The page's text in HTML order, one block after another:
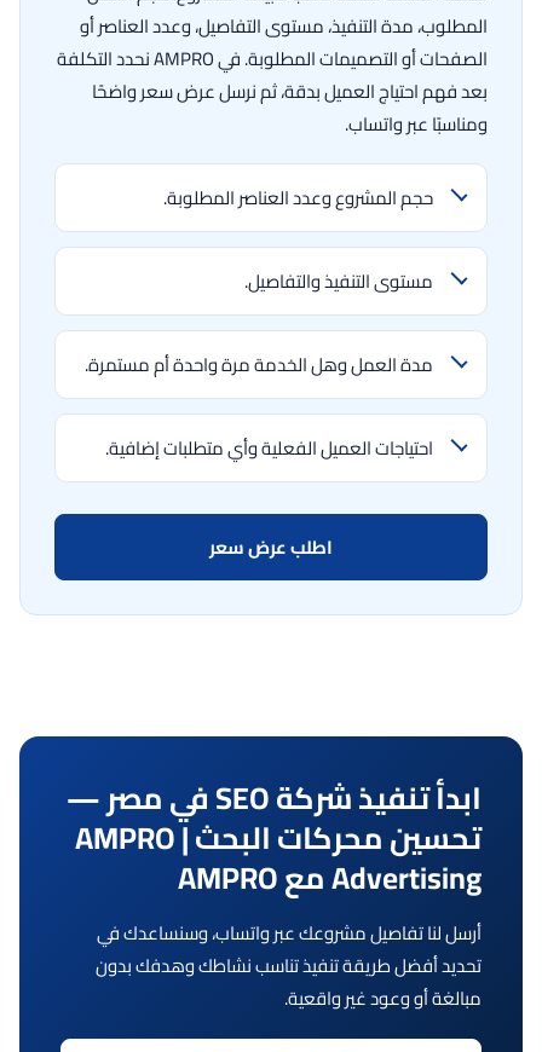
المطلوب، مدة التنفيذ، مستوى التفاصيل، وعدد العناصر أو
الصفحات أو التصميمات المطلوبة. في AMPRO نحدد التكلفة
بعد فهم احتياج العميل بدقة، ثم نرسل عرض سعر واضحًا
ومناسبًا عبر واتساب.
حجم المشروع وعدد العناصر المطلوبة.
مستوى التنفيذ والتفاصيل.
مدة العمل وهل الخدمة مرة واحدة أم مستمرة.
احتياجات العميل الفعلية وأي متطلبات إضافية.
اطلب عرض سعر
ابدأ تنفيذ شركة SEO في مصر —
تحسين محركات البحث | AMPRO
Advertising مع AMPRO
أرسل لنا تفاصيل مشروعك عبر واتساب، وسنساعدك في
تحديد أفضل طريقة تنفيذ تناسب نشاطك وهدفك بدون
مبالغة أو وعود غير واقعية.